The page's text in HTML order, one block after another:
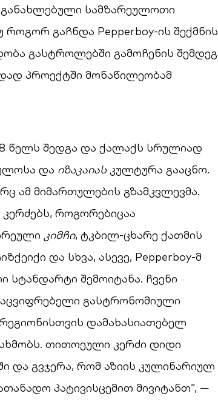
განახლებული სამზარეულოთი
გაჩნდა Pepperboy-ის შექმნის
გასტროლებში გამოჩენის შემდეგ
პროექტში მონაწილეობამ
წელს შედგა და ქალაქს სრულიად
და იზაკაიას კულტურა გააცნო.
ამ მიმართულების გზამკვლევმა.
როგორებიცაა
კიმჩი, ტკბილ-ცხარე ქათმის
და სხვა, ასევე, Pepperboy-მ
სტანდარტი შემოიტანა. ჩვენი
გასტრონომიული
დამახასიათებელ
თითოეული კერძი დიდი
და გვჯერა, რომ აზიის კულინარიულ
პატივისცემით მივიტანთ”, —